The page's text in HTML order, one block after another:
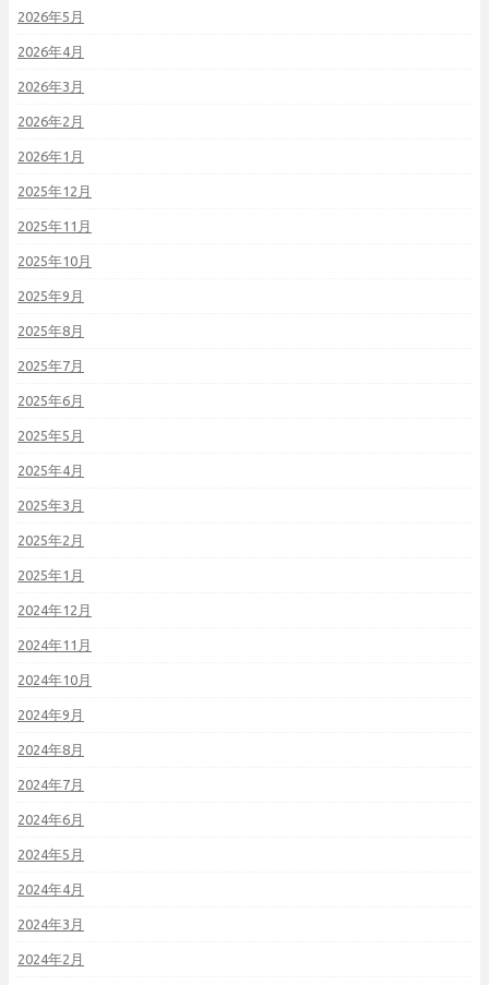
2026年5月
2026年4月
2026年3月
2026年2月
2026年1月
2025年12月
2025年11月
2025年10月
2025年9月
2025年8月
2025年7月
2025年6月
2025年5月
2025年4月
2025年3月
2025年2月
2025年1月
2024年12月
2024年11月
2024年10月
2024年9月
2024年8月
2024年7月
2024年6月
2024年5月
2024年4月
2024年3月
2024年2月